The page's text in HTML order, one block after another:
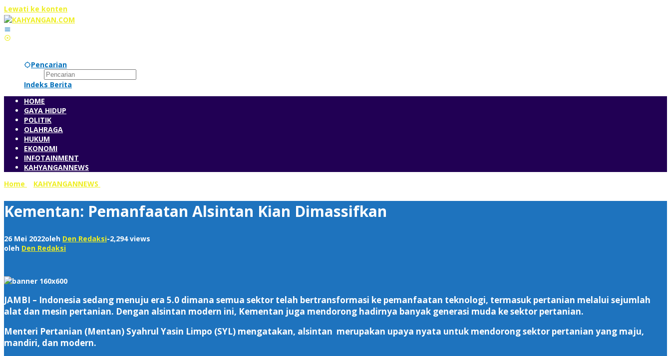
Lewati ke konten
Pencarian
Indeks Berita
HOME
GAYA HIDUP
POLITIK
OLAHRAGA
HUKUM
EKONOMI
INFOTAINMENT
KAHYANGANNEWS
Home
KAHYANGANNEWS
Kementan: Pemanfaatan Alsintan Kian Dimassifkan
26 Mei 2022oleh Den Redaksi-2,294 views
oleh Den Redaksi
JAMBI – Indonesia sedang menuju era 5.0 dimana semua sektor telah bertransformasi ke pemanfaatan teknologi, termasuk pertanian melalui sejumlah
alat dan mesin pertanian. Dengan alsintan modern ini, Kementan juga mendorong hadirnya banyak generasi muda ke sektor pertanian.
Menteri Pertanian (Mentan) Syahrul Yasin Limpo (SYL) mengatakan, alsintan merupakan upaya nyata untuk mendorong sektor pertanian yang maju,
mandiri, dan modern.